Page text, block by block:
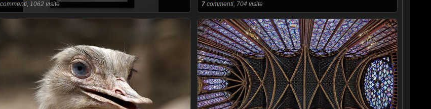
1062 visite
7 commenti, 704 visite